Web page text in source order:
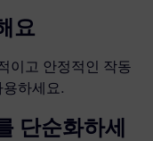
요
이고 안정적인 작동
하세요.
단순화하세